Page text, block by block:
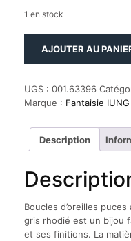
1 en stock
puces
argent.2oxydes
zirconium
blanc
rhodié
AJOUTER AU
UGS : 001.63396
Marque : Fantaisie IUNG
Description
Boucles d’oreilles
gris rhodié est un bijou
et ses finitions. La